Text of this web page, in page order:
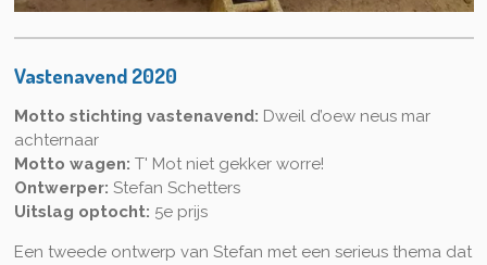
Vastenavend 2020
Motto stichting vastenavend: Dweil d’oew neus mar
achternaar
Motto wagen: T' Mot niet gekker worre!
Ontwerper: Stefan Schetters
Uitslag optocht: 5e prijs
Een tweede ontwerp van Stefan met een serieus thema dat